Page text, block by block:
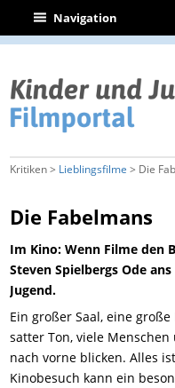
| Navigation
Kritiken > Lieblingsfilme > Die
Die Fabelmans
Im Kino: Wenn Filme den
Steven Spielbergs Ode
Jugend.
Ein großer Saal, eine
satter Ton, viele
nach vorne blicken. Alles
Kinobesuch kann ein